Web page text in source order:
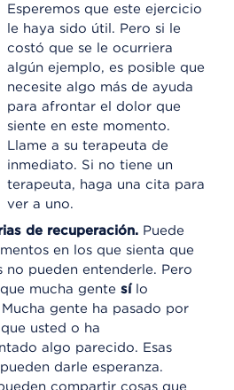
Esperemos que este ejercicio
le haya sido útil. Pero si le
costó que se le ocurriera
algún ejemplo, es posible que
necesite algo más de ayuda
para afrontar el dolor que
siente en este momento.
Llame a su terapeuta de
inmediato. Si no tiene un
terapeuta, haga una cita para
ver a uno.
de recuperación. Puede
en los que sienta que
no pueden entenderle. Pero
mucha gente sílo
gente ha pasado por
usted o ha
algo parecido. Esas
darle esperanza.
compartir cosas que